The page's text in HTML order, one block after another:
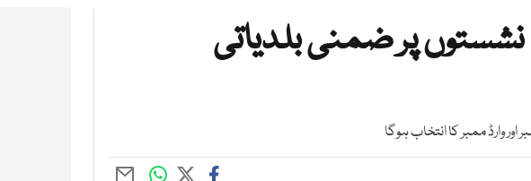
سندھ کے 14 اضلاع کی 28 نشستوں پر ضمنی بلدیاتی